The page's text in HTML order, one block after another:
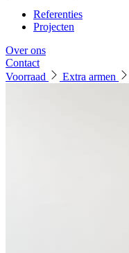
Referenties
Projecten
Over ons
Contact
Voorraad
Extra armen